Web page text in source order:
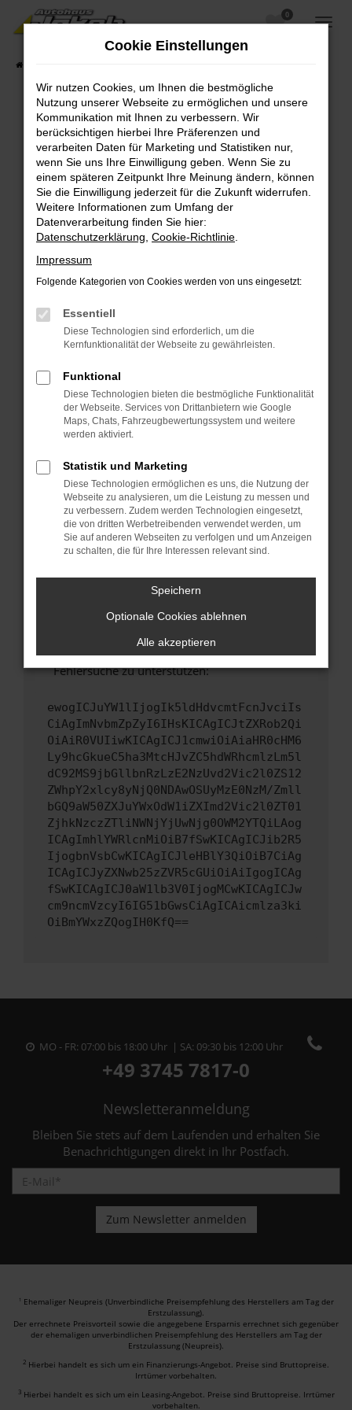
Zum
Hauptinhalt
0
Fehler: Network Error
Beim Laden ist ein Fehler aufgetreten.
Hier sind ein paar Tipps, die dir helfen können:
Überprüfe deine Firewall und deine
Internetverbindung.
Laden andere Webseiten, zum Beispiel deine
Suchmaschine?
Prüfe deine Browsererweiterungen.
Manche Erweiterungen, wie Werbeblocker,
können das Laden bestimmter Seiten
verhindern. Funktioniert die Seite in einem
Fenster?
Starte dein Gerät neu.
Das kann manchmal helfen, vorübergehende
Probleme zu beheben.
Betriebssystem auf dem neuesten Stand
sind.
Veraltete Software birgt nicht nur ein
Sicherheitsrisiko, sondern kann auch dazu
führen, dass bestimmte Funktionen nicht mehr
unterstützt werden.
Wende dich an den Webseitenbetreiber.
Wenn du alle oben genannten Schritte versucht
hast, kontaktiere uns bitte. Wir werden
versuchen, das Problem zu beheben. Du kannst
uns diesen Text schicken, um uns bei der
Fehlersuche zu unterstützen:
ewogICJuYW1lIjogIk5ldHdvcmtFcnJvciIs
CiAgImNvbmZpZyI6IHsKICAgICJtZXRob2Qi
OiAiR0VUIiwKICAgICJ1cmwiOiAiaHR0cHM6
Ly9hcGkueC5ha3MtcHJvZC5hdWRhcmlzLm5l
dC92MS9jbGllbnRzLzE2NzUvd2Vic2l0ZS12
ZWhpY2xlcy8yNjQ0NDAwOSUyMzE0NzM/Zmll
bGQ9aW50ZXJuYWxOdW1iZXImd2Vic2l0ZT01
ZjhkNzczZTliNWNjYjUwNjg0OWM2YTQiLAog
ICAgImhlYWRlcnMiOiB7fSwKICAgICJib2R5
IjogbnVsbCwKICAgICJleHBlY3QiOiB7CiAg
ICAgICJyZXNwb25zZVR5cGUiOiAiIgogICAg
fSwKICAgICJ0aW1lb3V0IjogMCwKICAgICJw
cm9ncmVzcyI6IG51bGwsCiAgICAicmlza3ki
OiBmYWxzZQogIH0KfQ==
MO - FR: 07:00 bis 18:00 Uhr | SA: 09:30 bis 12:00 Uhr
+49 3745 7817-0
Newsletteranmeldung
Bleiben Sie stets auf dem Laufenden und erhalten Sie
Benachrichtigungen direkt in Ihr Postfach.
1 Ehemaliger Neupreis (Unverbindliche Preisempfehlung des Herstellers am Tag der
Erstzulassung).
Der errechnete Preisvorteil sowie die angegebene Ersparnis errechnet sich gegenüber
der ehemaligen unverbindlichen Preisempfehlung des Herstellers am Tag der
Erstzulassung (Neupreis).
2 Hierbei handelt es sich um ein Finanzierungs-Angebot. Preise sind Bruttopreise.
Irrtümer vorbehalten.
3 Hierbei handelt es sich um ein Leasing-Angebot. Preise sind Bruttopreise. Irrtümer
vorbehalten.
Cookie Einstellungen
Wir nutzen Cookies, um Ihnen die bestmögliche
Nutzung unserer Webseite zu ermöglichen und unsere
Kommunikation mit Ihnen zu verbessern. Wir
berücksichtigen hierbei Ihre Präferenzen und
verarbeiten Daten für Marketing und Statistiken nur,
wenn Sie uns Ihre Einwilligung geben. Wenn Sie zu
einem späteren Zeitpunkt Ihre Meinung ändern, können
Sie die Einwilligung jederzeit für die Zukunft widerrufen.
Weitere Informationen zum Umfang der
Datenverarbeitung finden Sie hier:
Datenschutzerklärung Cookie-Richtlinie
Impressum
Folgende Kategorien von Cookies werden von uns eingesetzt:
Essentiell
Diese Technologien sind erforderlich, um die
Kernfunktionalität der Webseite zu gewährleisten.
Funktional
Diese Technologien bieten die bestmögliche Funktionalität
der Webseite. Services von Drittanbietern wie Google
Maps, Chats, Fahrzeugbewertungssystem und weitere
werden aktiviert.
Statistik und Marketing
Diese Technologien ermöglichen es uns, die Nutzung der
Webseite zu analysieren, um die Leistung zu messen und
zu verbessern. Zudem werden Technologien eingesetzt,
die von dritten Werbetreibenden verwendet werden, um
Sie auf anderen Webseiten zu verfolgen und um Anzeigen
zu schalten, die für Ihre Interessen relevant sind.
Speichern
Optionale Cookies ablehnen
Alle akzeptieren